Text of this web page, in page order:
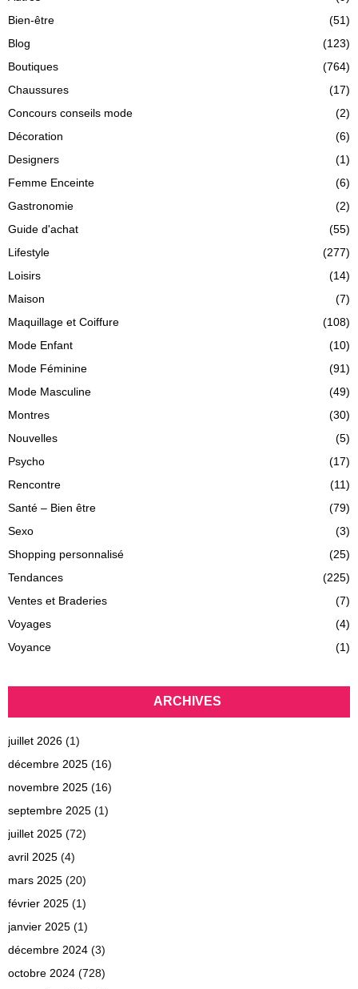
Bien-être
(51)
Blog
(123)
Boutiques
(764)
Chaussures
(17)
Concours conseils mode
(2)
Décoration
(6)
Designers
(1)
Femme Enceinte
(6)
Gastronomie
(2)
Guide d'achat
(55)
Lifestyle
(277)
Loisirs
(14)
Maison
(7)
Maquillage et Coiffure
(108)
Mode Enfant
(10)
Mode Féminine
(91)
Mode Masculine
(49)
Montres
(30)
Nouvelles
(5)
Psycho
(17)
Rencontre
(11)
Santé – Bien être
(79)
Sexo
(3)
Shopping personnalisé
(25)
Tendances
(225)
Ventes et Braderies
(7)
Voyages
(4)
Voyance
(1)
ARCHIVES
juillet 2026 (1)
décembre 2025 (16)
novembre 2025 (16)
septembre 2025 (1)
juillet 2025 (72)
avril 2025 (4)
mars 2025 (20)
février 2025 (1)
janvier 2025 (1)
décembre 2024 (3)
octobre 2024 (728)